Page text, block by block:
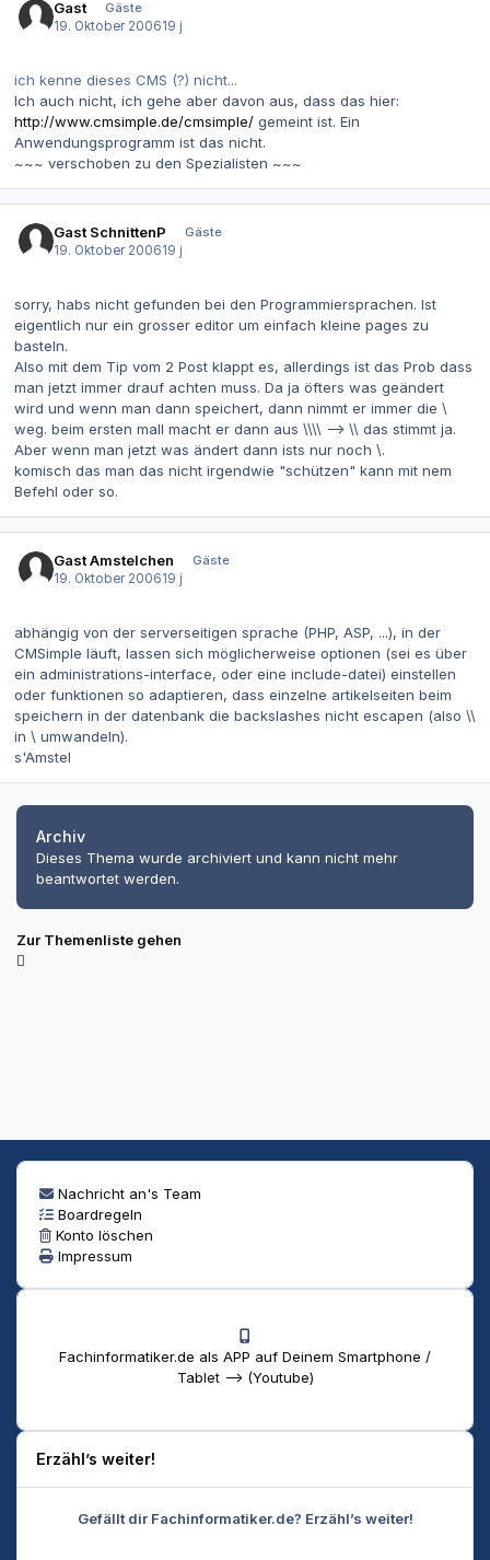
Gast
Gäste
19. Oktober 200619 j
ich kenne dieses CMS (?) nicht...
Ich auch nicht, ich gehe aber davon aus, dass das hier:
http://www.cmsimple.de/cmsimple/ gemeint ist. Ein
Anwendungsprogramm ist das nicht.
~~~ verschoben zu den Spezialisten ~~~
Gast SchnittenP
Gäste
19. Oktober 200619 j
sorry, habs nicht gefunden bei den Programmiersprachen. Ist
eigentlich nur ein grosser editor um einfach kleine pages zu
basteln.
Also mit dem Tip vom 2 Post klappt es, allerdings ist das Prob dass
man jetzt immer drauf achten muss. Da ja öfters was geändert
wird und wenn man dann speichert, dann nimmt er immer die \
weg. beim ersten mall macht er dann aus \\\\ --> \\ das stimmt ja.
Aber wenn man jetzt was ändert dann ists nur noch \.
komisch das man das nicht irgendwie "schützen" kann mit nem
Befehl oder so.
Gast Amstelchen
Gäste
19. Oktober 200619 j
abhängig von der serverseitigen sprache (PHP, ASP, ...), in der
CMSimple läuft, lassen sich möglicherweise optionen (sei es über
ein administrations-interface, oder eine include-datei) einstellen
oder funktionen so adaptieren, dass einzelne artikelseiten beim
speichern in der datenbank die backslashes nicht escapen (also \\
in \ umwandeln).
s'Amstel
Archiv
Dieses Thema wurde archiviert und kann nicht mehr
beantwortet werden.
Zur Themenliste gehen
Nachricht an's Team
Boardregeln
Konto löschen
Impressum
Fachinformatiker.de als APP auf Deinem Smartphone /
Tablet --> (Youtube)
Erzähl’s weiter!
Gefällt dir Fachinformatiker.de? Erzähl’s weiter!